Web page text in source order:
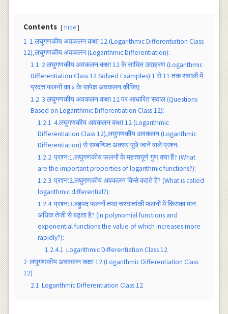
Contents hide
1 1.लघुगणकीय अवकलन कक्षा 12 (Logarithmic Differentiation Class
12),लघुगणकीय अवकलन (Logarithmic Differentiation):
1.1 2.लघुगणकीय अवकलन कक्षा 12 के साधित उदाहरण (Logarithmic
Differentiation Class 12 Solved Examples):1 से 11 तक सवालों में
प्रदत्त फलनों का x के सापेक्ष अवकलन कीजिए:
1.2 3.लघुगणकीय अवकलन कक्षा 12 पर आधारित सवाल (Questions
Based on Logarithmic Differentiation Class 12):
1.2.1 4.लघुगणकीय अवकलन कक्षा 12 (Logarithmic
Differentiation Class 12),लघुगणकीय अवकलन (Logarithmic
Differentiation) से सम्बन्धित अक्सर पूछे जाने वाले प्रश्न:
1.2.2 प्रश्न:1.लघुगणकीय फलनों के महत्त्वपूर्ण गुण क्या हैं? (What
are the important properties of logarithmic functions?):
1.2.3 प्रश्न:2.लघुगणकीय अवकलन किसे कहते हैं? (What is called
logarithmic differential?):
1.2.4 प्रश्न:3.बहुपद फलनों तथा चरघातांकी फलनों में किसका मान
अधिक तेजी से बढ़ता है? (In polynomial functions and
exponential functions the value of which increases more
rapidly?):
1.2.4.1 Logarithmic Differentiation Class 12
2 लघुगणकीय अवकलन कक्षा 12 (Logarithmic Differentiation Class
12)
2.1 Logarithmic Differentiation Class 12